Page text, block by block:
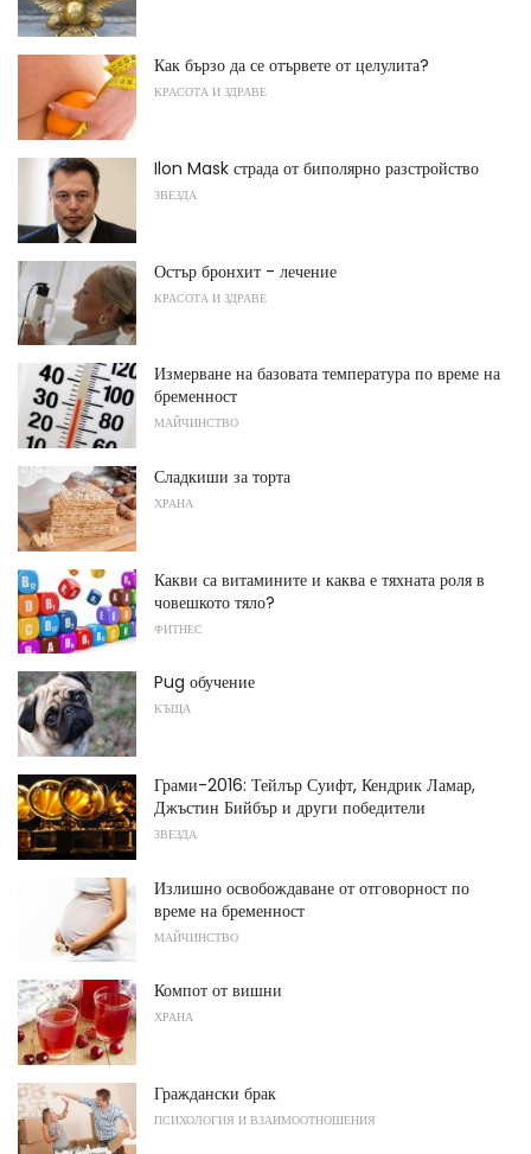
Как бързо да се отървете от целулита?
КРАСОТА И ЗДРАВЕ
Ilon Mask страда от биполярно разстройство
ЗВЕЗДА
Остър бронхит - лечение
КРАСОТА И ЗДРАВЕ
Измерване на базовата температура по време на
бременност
МАЙЧИНСТВО
Сладкиши за торта
ХРАНА
Какви са витамините и каква е тяхната роля в
човешкото тяло?
ФИТНЕС
Pug обучение
КЪЩА
Грами-2016: Тейлър Суифт, Кендрик Ламар,
Джъстин Бийбър и други победители
ЗВЕЗДА
Излишно освобождаване от отговорност по
време на бременност
МАЙЧИНСТВО
Компот от вишни
ХРАНА
Граждански брак
ПСИХОЛОГИЯ И ВЗАИМООТНОШЕНИЯ